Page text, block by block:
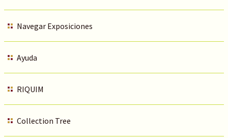
Navegar Exposiciones
Ayuda
RIQUIM
Collection Tree